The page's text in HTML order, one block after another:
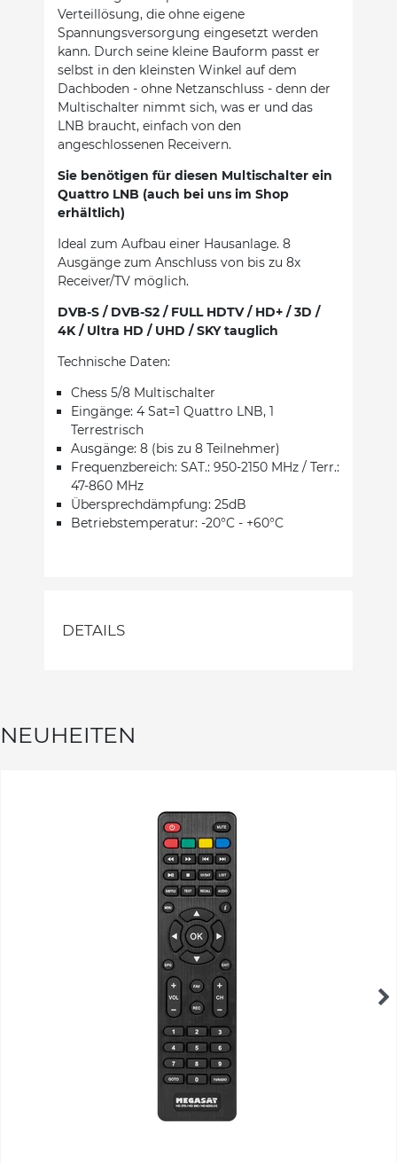
Verteillösung, die ohne eigene
Spannungsversorgung eingesetzt werden
kann. Durch seine kleine Bauform passt er
selbst in den kleinsten Winkel auf dem
Dachboden - ohne Netzanschluss - denn der
Multischalter nimmt sich, was er und das
LNB braucht, einfach von den
angeschlossenen Receivern.
Sie benötigen für diesen Multischalter ein
Quattro LNB (auch bei uns im Shop
erhältlich)
Ideal zum Aufbau einer Hausanlage. 8
Ausgänge zum Anschluss von bis zu 8x
Receiver/TV möglich.
DVB-S / DVB-S2 / FULL HDTV / HD+ / 3D /
4K / Ultra HD / UHD / SKY tauglich
Technische Daten:
Chess 5/8 Multischalter
Eingänge: 4 Sat=1 Quattro LNB, 1
Terrestrisch
Ausgänge: 8 (bis zu 8 Teilnehmer)
Frequenzbereich: SAT.: 950-2150 MHz / Terr.:
47-860 MHz
Übersprechdämpfung: 25dB
Betriebstemperatur: -20°C - +60°C
DETAILS
NEUHEITEN